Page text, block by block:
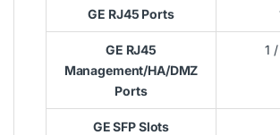
GE RJ45 Ports
GE RJ45
Management/HA/DMZ
Ports
1
GE SFP Slots